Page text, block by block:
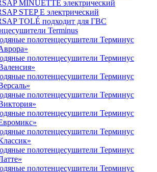
MINUETTE электрический
STEP E электрический
TOLÉ подходит для ГВС
Terminus
полотенцесушители Терминус
полотенцесушители Терминус
полотенцесушители Терминус
полотенцесушители Терминус
полотенцесушители Терминус
полотенцесушители Терминус
полотенцесушители Терминус
полотенцесушители Терминус